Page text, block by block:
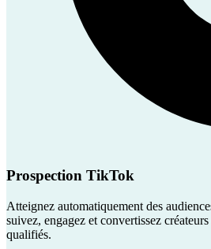
Prospection TikTok
Atteignez automatiquement des
suivez, engagez et convertissez
qualifiés.